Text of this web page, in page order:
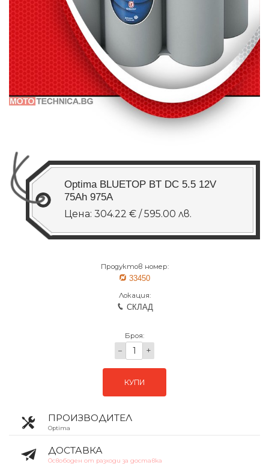
Optima BLUETOP BT DC 5.5 12V
75Ah 975A
Цена: 304.22 € / 595.00 лв.
Продуктов номер:
33450
Локация:
СКЛАД
Броя:
− +
КУПИ
ПРОИЗВОДИТЕЛ
Optima
ДОСТАВКА
Освободен от разходи за доставка